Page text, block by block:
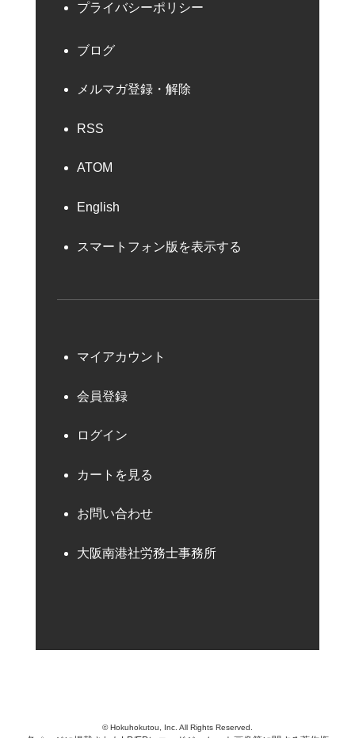
プライバシーポリシー
ブログ
メルマガ登録・解除
RSS
ATOM
English
スマートフォン版を表示する
マイアカウント
会員登録
ログイン
カートを見る
お問い合わせ
大阪南港社労務士事務所
© Hokuhokutou, Inc. All Rights Reserved.